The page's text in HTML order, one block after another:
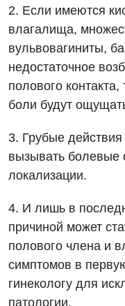
Отзывы
Видео
Компьютерная
Магнитно-
Маммография
Нейросонография
Эндоскопическое
Для взрослых
Акушерство и
Аллергология,
Андрология
Отдел
Отделение
Скорая
Терапевтическое
Урологическое
Декларирование
Лечение острого инфаркта
Национальный скрининг здоровья 40+
Украинский
Русский
2. Если имеются
влагалища,
вульвовагиниты,
недостаточное
полового
боли будут
3. Грубые
вызывать болевые
локализации.
4. И лишь в
причиной может
полового члена и
симптомов в
гинекологу для
патологии.